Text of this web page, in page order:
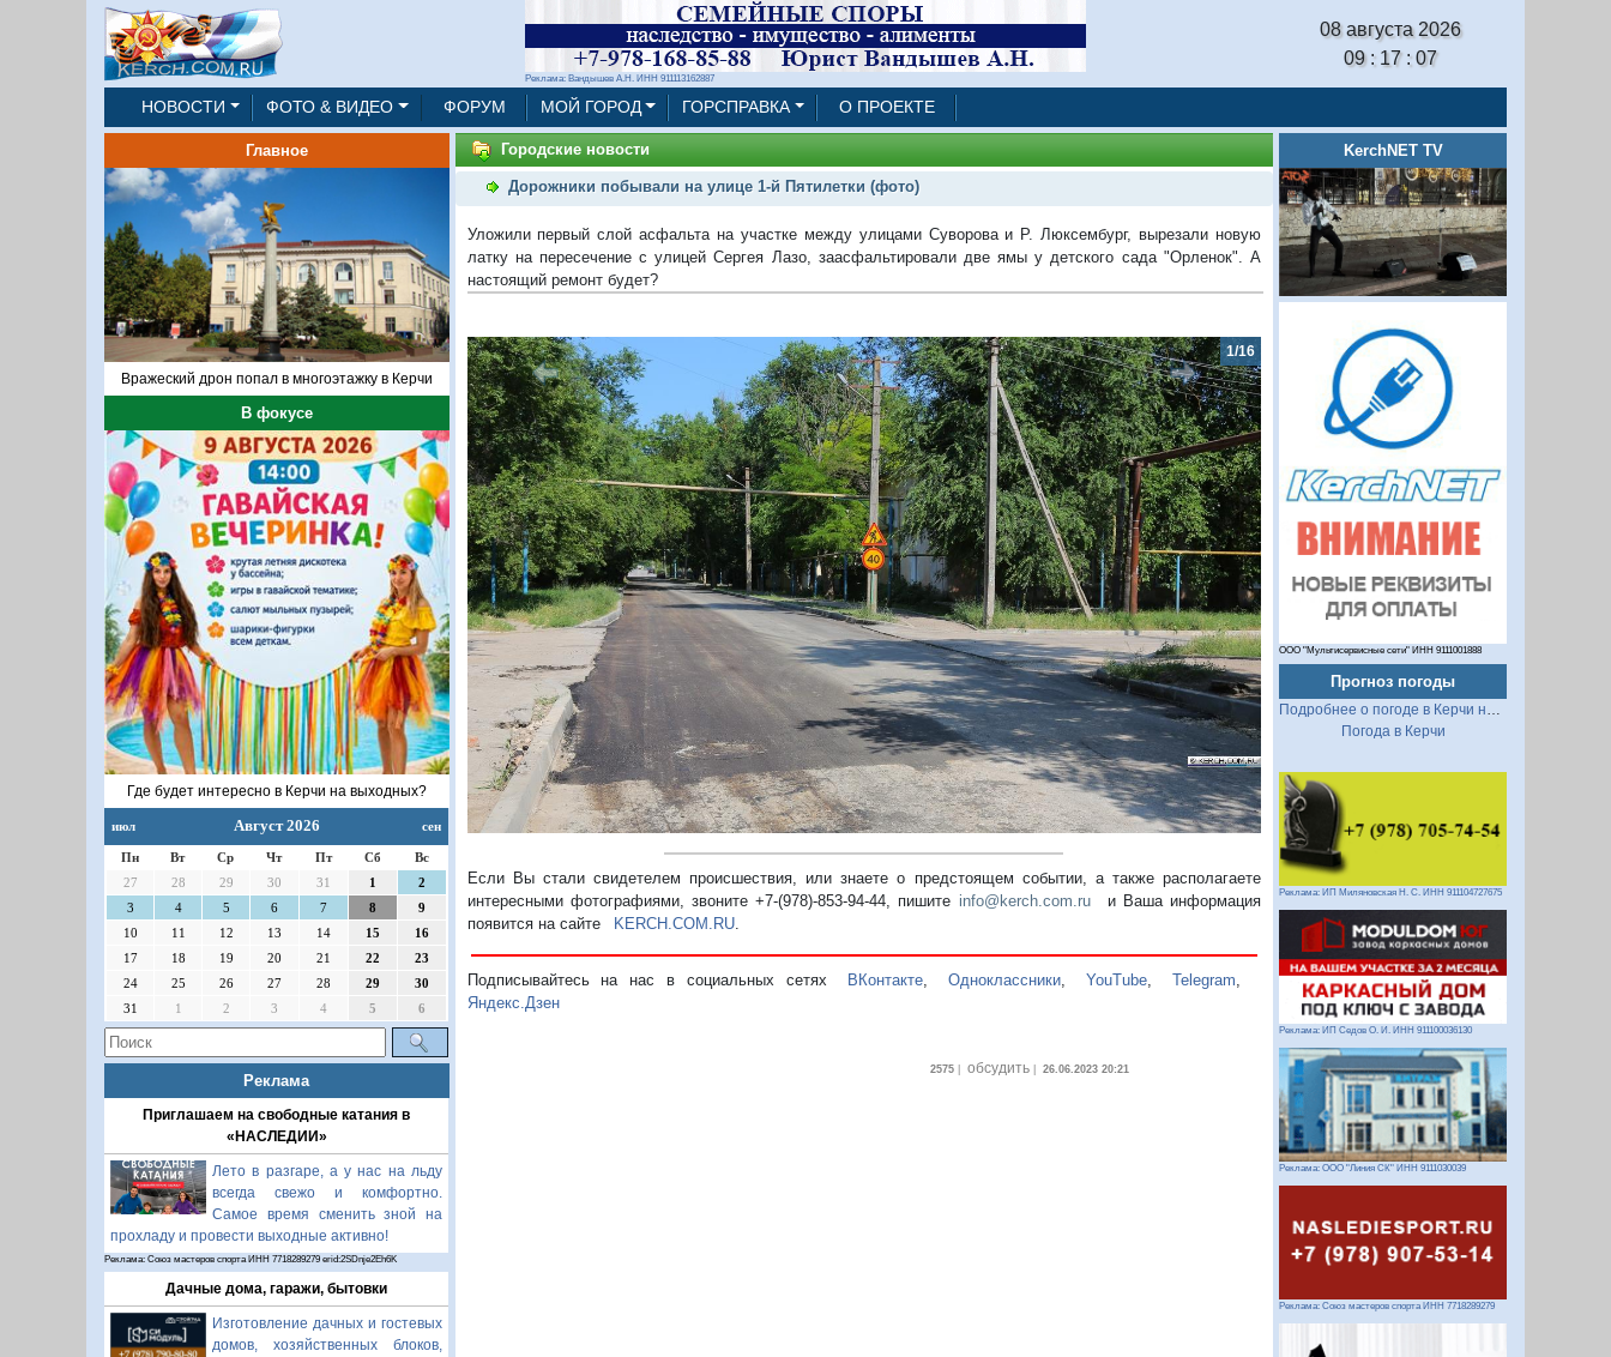
Реклама: Вандышев А.Н. ИНН 911113162887
08 августа 2026
09 : 17 : 08
НОВОСТИ ФОТО & ВИДЕО ФОРУМ МОЙ ГОРОД ГОРСПРАВКА О ПРОЕКТЕ
Главное
Вражеский дрон попал в многоэтажку в Керчи
В фокусе
Где будет интересно в Керчи на выходных?
июл Август 2026 сен
Пн Вт Ср Чт Пт Сб
Вс
27
28 29 30 31 1
2
3
4 5 6 7 8
9
10
11 12 13 14 15
16
17
18 19 20 21 22
23
24
25 26 27 28 29
30
31
1 2 3 4 5 6
Реклама
Приглашаем на свободные катания в
«НАСЛЕДИИ»
Лето в разгаре, а у нас на льду
всегда свежо и комфортно.
Самое время сменить зной на
прохладу и провести выходные активно!
Реклама: Союз мастеров спорта ИНН 7718289279 erid:2SDnje2Eh6K
Дачные дома, гаражи, бытовки
Изготовление дачных и гостевых
домов, хозяйственных блоков,
Городские новости
Дорожники побывали на улице 1-й Пятилетки (фото)
Уложили первый слой асфальта на участке между улицами Суворова и Р. Люксембург, вырезали новую
латку на пересечение с улицей Сергея Лазо, заасфальтировали две ямы у детского сада "Орленок". А
настоящий ремонт будет?
1/16 2/16
Предыдущий Следующий
Если Вы стали свидетелем происшествия, или знаете о предстоящем событии, а также располагаете
интересными фотографиями, звоните +7-(978)-853-94-44, пишите info@kerch.com.ru и Ваша информация
появится на сайте KERCH.COM.RU.
Подписывайтесь на нас в социальных сетях ВКонтакте Одноклассники ,YouTube ,Telegram
Яндекс.Дзен
2575| обсудить| 26.06.2023 20:21
KerchNET TV
ООО "Мультисервисные сети" ИНН 9111001888
Прогноз погоды
Подробнее о погоде в Керчи на 2 недели
Погода в Керчи
Реклама: ИП Миляновская Н. С. ИНН 911104727675
Реклама: ИП Седов О. И. ИНН 911100036130
Реклама: ООО "Линия СК" ИНН 9111030039
Реклама: Союз мастеров спорта ИНН 7718289279